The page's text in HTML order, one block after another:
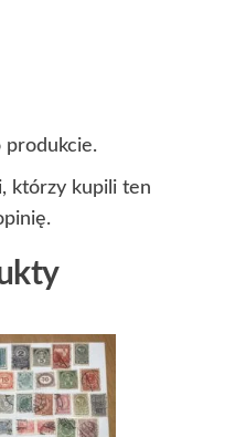
produkcie.
którzy kupili ten